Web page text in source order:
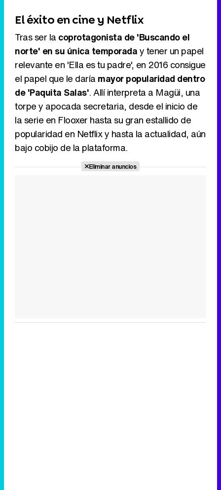
El éxito en cine y Netflix
Tras ser la coprotagonista de 'Buscando el
norte' en su única temporaday tener un papel
relevante en 'Ella es tu padre', en 2016 consigue
el papel que le daría mayor popularidad dentro
de 'Paquita Salas'. Allí interpreta a Magüi, una
torpe y apocada secretaria, desde el inicio de
la serie en Flooxer hasta su gran estallido de
popularidad en Netflix y hasta la actualidad, aún
bajo cobijo de la plataforma.
Eliminar anuncios